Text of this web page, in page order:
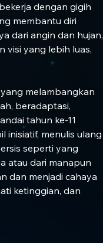
dengan gigih
membantu diri
dari angin dan hujan,
visi yang lebih luas,
melambangkan
beradaptasi,
tahun ke-11
inisiatif, menulis ulang
seperti yang
atau dari manapun
dan menjadi cahaya
ketinggian, dan